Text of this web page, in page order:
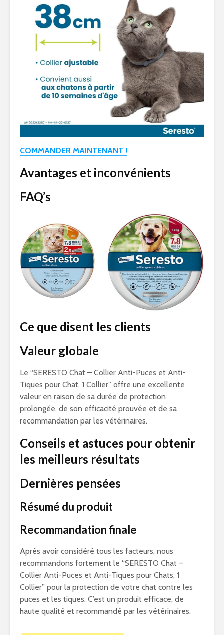
COMMANDER MAINTENANT !
Avantages et inconvénients
FAQ’s
Ce que disent les clients
Valeur globale
Le “SERESTO Chat – Collier Anti-Puces et Anti-
Tiques pour Chat, 1 Collier” offre une excellente
valeur en raison de sa durée de protection
prolongée, de son efficacité prouvée et de sa
recommandation par les vétérinaires.
Conseils et astuces pour obtenir
les meilleurs résultats
Dernières pensées
Résumé du produit
Recommandation finale
Après avoir considéré tous les facteurs, nous
recommandons fortement le “SERESTO Chat –
Collier Anti-Puces et Anti-Tiques pour Chats, 1
Collier” pour la protection de votre chat contre les
puces et les tiques. C’est un produit efficace, de
haute qualité et recommandé par les vétérinaires.